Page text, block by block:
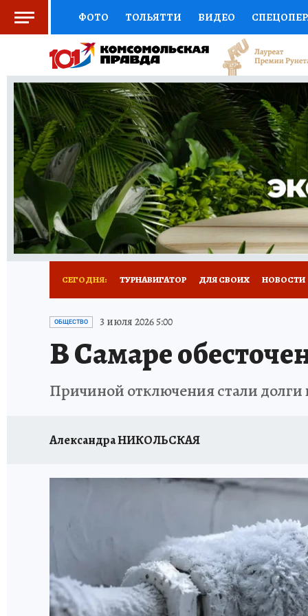
ФОТО ТОЛЬЯТТИ ВИДЕО
СОЦПОДДЕРЖКА НАУКА СПОРТ
ВЫБОР ЭКСПЕРТОВ ДОКТОР
КНИЖНАЯ ПОЛКА ПРОГНОЗЫ НА СПОРТ
ПРЕСС-ЦЕНТР НЕДВИЖИМОСТЬ
КОЛЛЕКЦИИ КП РЕКЛАМА
СЕГОДНЯ: ТУРНАВИГАТОР ДЛЯ СВОИХ НОВОСТИ
НАДЕЖНЫЕ РАБОТОДАТЕЛИ
НОВЫЙ ГОД В САМАРЕ КП В МАХ
КУЙБЫШЕВ - ФРОНТУ ИТОГИ ГОДА-2024
ОБЩЕСТВО 3 июля 2026 5:00
В Самаре
Причиной отключения стали
Александра НИКОЛЬСКАЯ